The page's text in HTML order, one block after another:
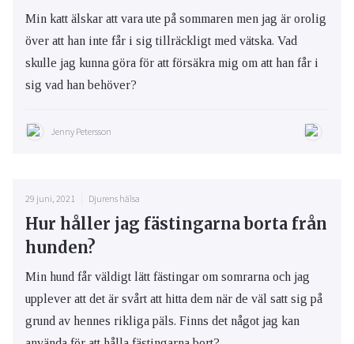
Min katt älskar att vara ute på sommaren men jag är orolig
över att han inte får i sig tillräckligt med vätska. Vad
skulle jag kunna göra för att försäkra mig om att han får i
sig vad han behöver?
Jenny Petersson
29 juni, 2021 Djurens hälsa
Hur håller jag fästingarna borta från
hunden?
Min hund får väldigt lätt fästingar om somrarna och jag
upplever att det är svårt att hitta dem när de väl satt sig på
grund av hennes rikliga päls. Finns det något jag kan